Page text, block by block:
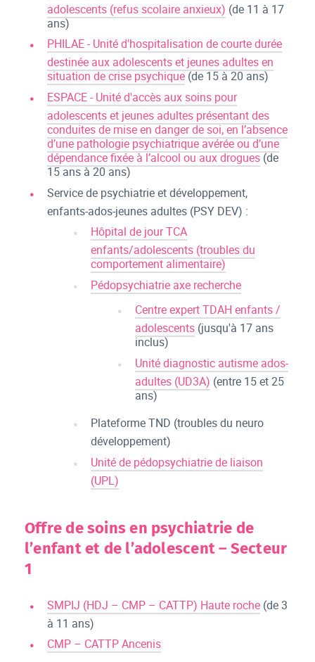
adolescents (refus scolaire anxieux) (de 11 à 17
ans)
PHILAE - Unité d'hospitalisation de courte durée
destinée aux adolescents et jeunes adultes en
situation de crise psychique(de 15 à 20 ans)
ESPACE - Unité d'accès aux soins pour
adolescents et jeunes adultes présentant des
conduites de mise en danger de soi, en l’absence
d’une pathologie psychiatrique avérée ou d’une
dépendance fixée à l’alcool ou aux drogues(de
15 ans à 20 ans)
Service de psychiatrie et développement,
enfants-ados-jeunes adultes (PSY DEV) :
Hôpital de jour TCA
enfants/adolescents (troubles du
comportement alimentaire)
Pédopsychiatrie axe recherche
Centre expert TDAH enfants /
adolescents(jusqu'à 17 ans
inclus)
Unité diagnostic autisme ados-
adultes (UD3A) (entre 15 et 25
ans)
Plateforme TND (troubles du neuro
développement)
Unité de pédopsychiatrie de liaison
(UPL)
Offre de soins en psychiatrie de
l’enfant et de l’adolescent – Secteur
1
SMPIJ (HDJ – CMP – CATTP) Haute roche (de 3
à 11 ans)
CMP – CATTP Ancenis